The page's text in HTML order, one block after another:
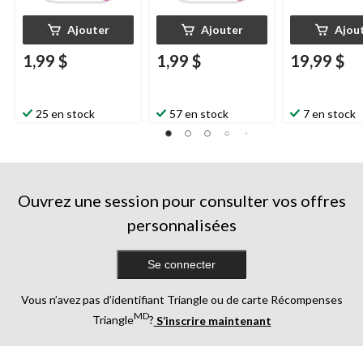
Ajouter
1,99 $
25 en stock
Ajouter
1,99 $
57 en stock
19,99 $
7 en stock
Ouvrez une session pour consulter vos offres
personnalisées
Se connecter
Vous n’avez pas d’identifiant Triangle ou de carte Récompenses
TriangleMD? S’inscrire maintenant